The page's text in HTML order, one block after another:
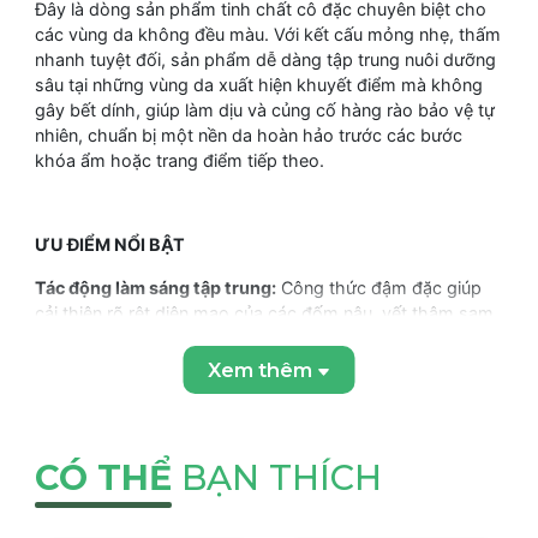
Đây là dòng sản phẩm tinh chất cô đặc chuyên biệt cho
các vùng da không đều màu. Với kết cấu mỏng nhẹ, thấm
nhanh tuyệt đối, sản phẩm dễ dàng tập trung nuôi dưỡng
sâu tại những vùng da xuất hiện khuyết điểm mà không
gây bết dính, giúp làm dịu và củng cố hàng rào bảo vệ tự
nhiên, chuẩn bị một nền da hoàn hảo trước các bước
khóa ẩm hoặc trang điểm tiếp theo.
ƯU ĐIỂM NỔI BẬT
Tác động làm sáng tập trung: Công thức đậm đặc giúp
cải thiện rõ rệt diện mạo của các đốm nâu, vết thâm sạm
Phức hợp hoạt chất dưỡng sáng ưu việt:
đốm tối màu mới.
Cấp ẩm và làm dịu da:
Bổ sung dồi dào các chiết xuất
Xem thêm
CÓ THỂ BẠN THÍCH